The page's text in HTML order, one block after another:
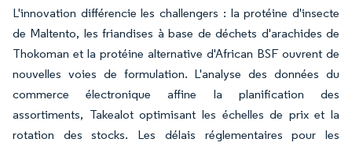
L'innovation différencie les challengers : la protéine d'insecte
de Maltento, les friandises à base de déchets d'arachides de
Thokoman et la protéine alternative d'African BSF ouvrent de
nouvelles voies de formulation. L'analyse des données du
commerce électronique affine la planification des
assortiments, Takealot optimisant les échelles de prix et la
rotation des stocks. Les délais réglementaires pour les